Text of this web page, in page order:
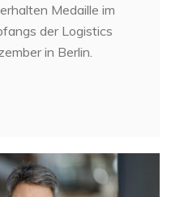
Medaille im
der Logistics
in Berlin.